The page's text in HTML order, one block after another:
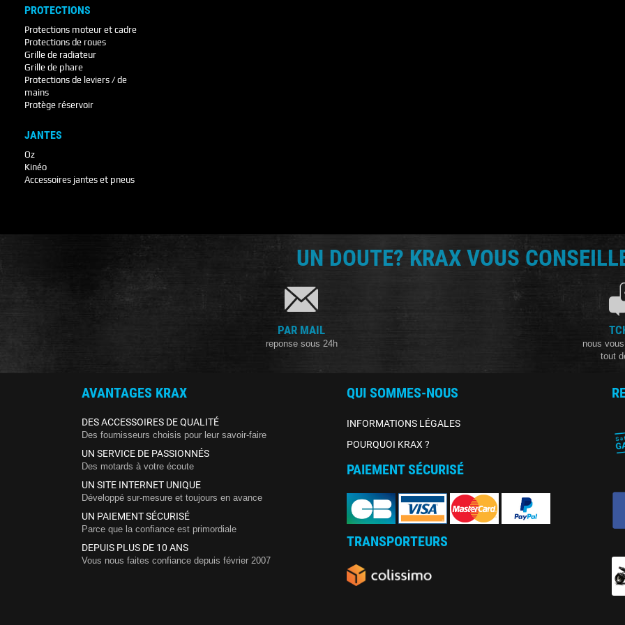
PROTECTIONS
Protections moteur et cadre
Protections de roues
Grille de radiateur
Grille de phare
Protections de leviers / de
mains
Protège réservoir
JANTES
Oz
Kinéo
Accessoires jantes et pneus
UN DOUTE? KRAX VOUS
PAR MAIL
reponse sous 24h
nous
tout
AVANTAGES KRAX
DES ACCESSOIRES DE QUALITÉ
Des fournisseurs choisis pour leur savoir-faire
UN SERVICE DE PASSIONNÉS
Des motards à votre écoute
UN SITE INTERNET UNIQUE
Développé sur-mesure et toujours en avance
UN PAIEMENT SÉCURISÉ
Parce que la confiance est primordiale
DEPUIS PLUS DE 10 ANS
Vous nous faites confiance depuis février 2007
QUI SOMMES-NOUS
INFORMATIONS LÉGALES
POURQUOI KRAX ?
PAIEMENT SÉCURISÉ
TRANSPORTEURS